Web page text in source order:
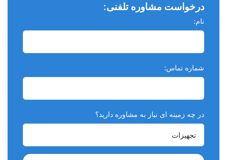
مزایا در کاربرد کودکان
• مناسب دندان‌های شیری با فضای دهان کوچک و ریشه کوتاه •
کودک
درخواست مشاوره تلفنی:
نام:
شماره تماس:
در چه زمینه ای نیاز به مشاوره دارید؟